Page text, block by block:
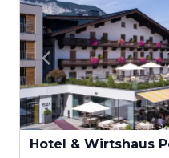
Hotel & Wirtshaus